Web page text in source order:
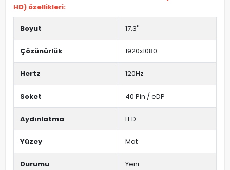
HD) özellikleri:
Boyut 17.3''
Çözünürlük 1920x1080
Hertz 120Hz
Soket 40 Pin / eDP
Aydınlatma LED
Yüzey Mat
Durumu Yeni